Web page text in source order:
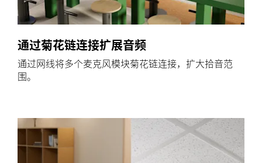
通过菊花链连接扩展音频
通过网线将多个麦克风模块菊花链连接，扩大拾音范
围。